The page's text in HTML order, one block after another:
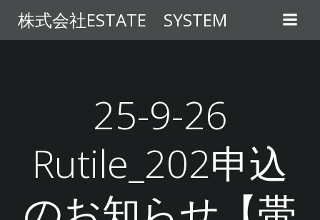
ン
テ
ス
キ
プ
株式会社ESTATE SYSTEM
25-9-26
Rutile_202申込